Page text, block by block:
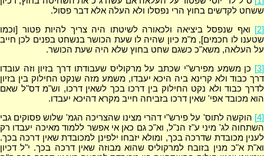
ששחט לקדשים בחוץ הרי נפסלו ולא העלה אלא דבר פסול.
[2]
ואף שנפסל ביציאה ולכאורה לשיטתו היה צריך להיות פטור [וכמו
שטענו לו חכמים], מ"מ כיון שהיה לו שעת הכושר בנשחט בפנים לכן חייב
על העלאה, משא"כ כשגם שחט בחוץ שלא היה שעת הכושר.
[3]
כן משמע מפירש"י שכתב על מרקוליס שעבודתו דרך בזיון וזה עובדו
דרך כבוד ולא קרינא ביה היכא יעבדו, משמע מזה שנקט החילוק בין בזיון
לדרך כבוד ולא נקט החילוק בין דרכו בכך לשאין דרכו, וש"מ דס"ל שאם
הוא מכובד אפי' שאין דרכו בזביחה חייב מקרא דהיכא יעבדו.
[4]
הוקשה לתוס' על פירש"י דהרי מצינו שהצריכה הגמ' שלוש פסוקים גבי
השתחוה לג' מיני ע"ז הנ"ל, וא"כ גם כאן אי אפשר ללמוד מאיכה יעבדו רק
לענין מכובדת שדרכה בכך, ומולא יזבחו ילפינן למכובדת שאין דרכה בכך.
וא"ת א"כ מנין בזובח למרקוליס שהוא מבוזה שאין דרכה בכך. י"ל דכיון